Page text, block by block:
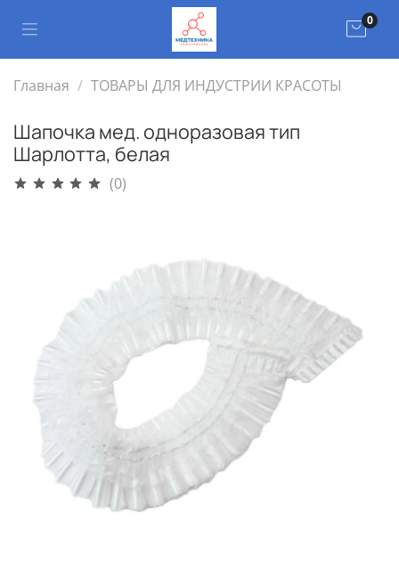
0
Главная ТОВАРЫ ДЛЯ ИНДУСТРИИ КРАСОТЫ
Шапочка мед. одноразовая тип
Шарлотта, белая
(0)